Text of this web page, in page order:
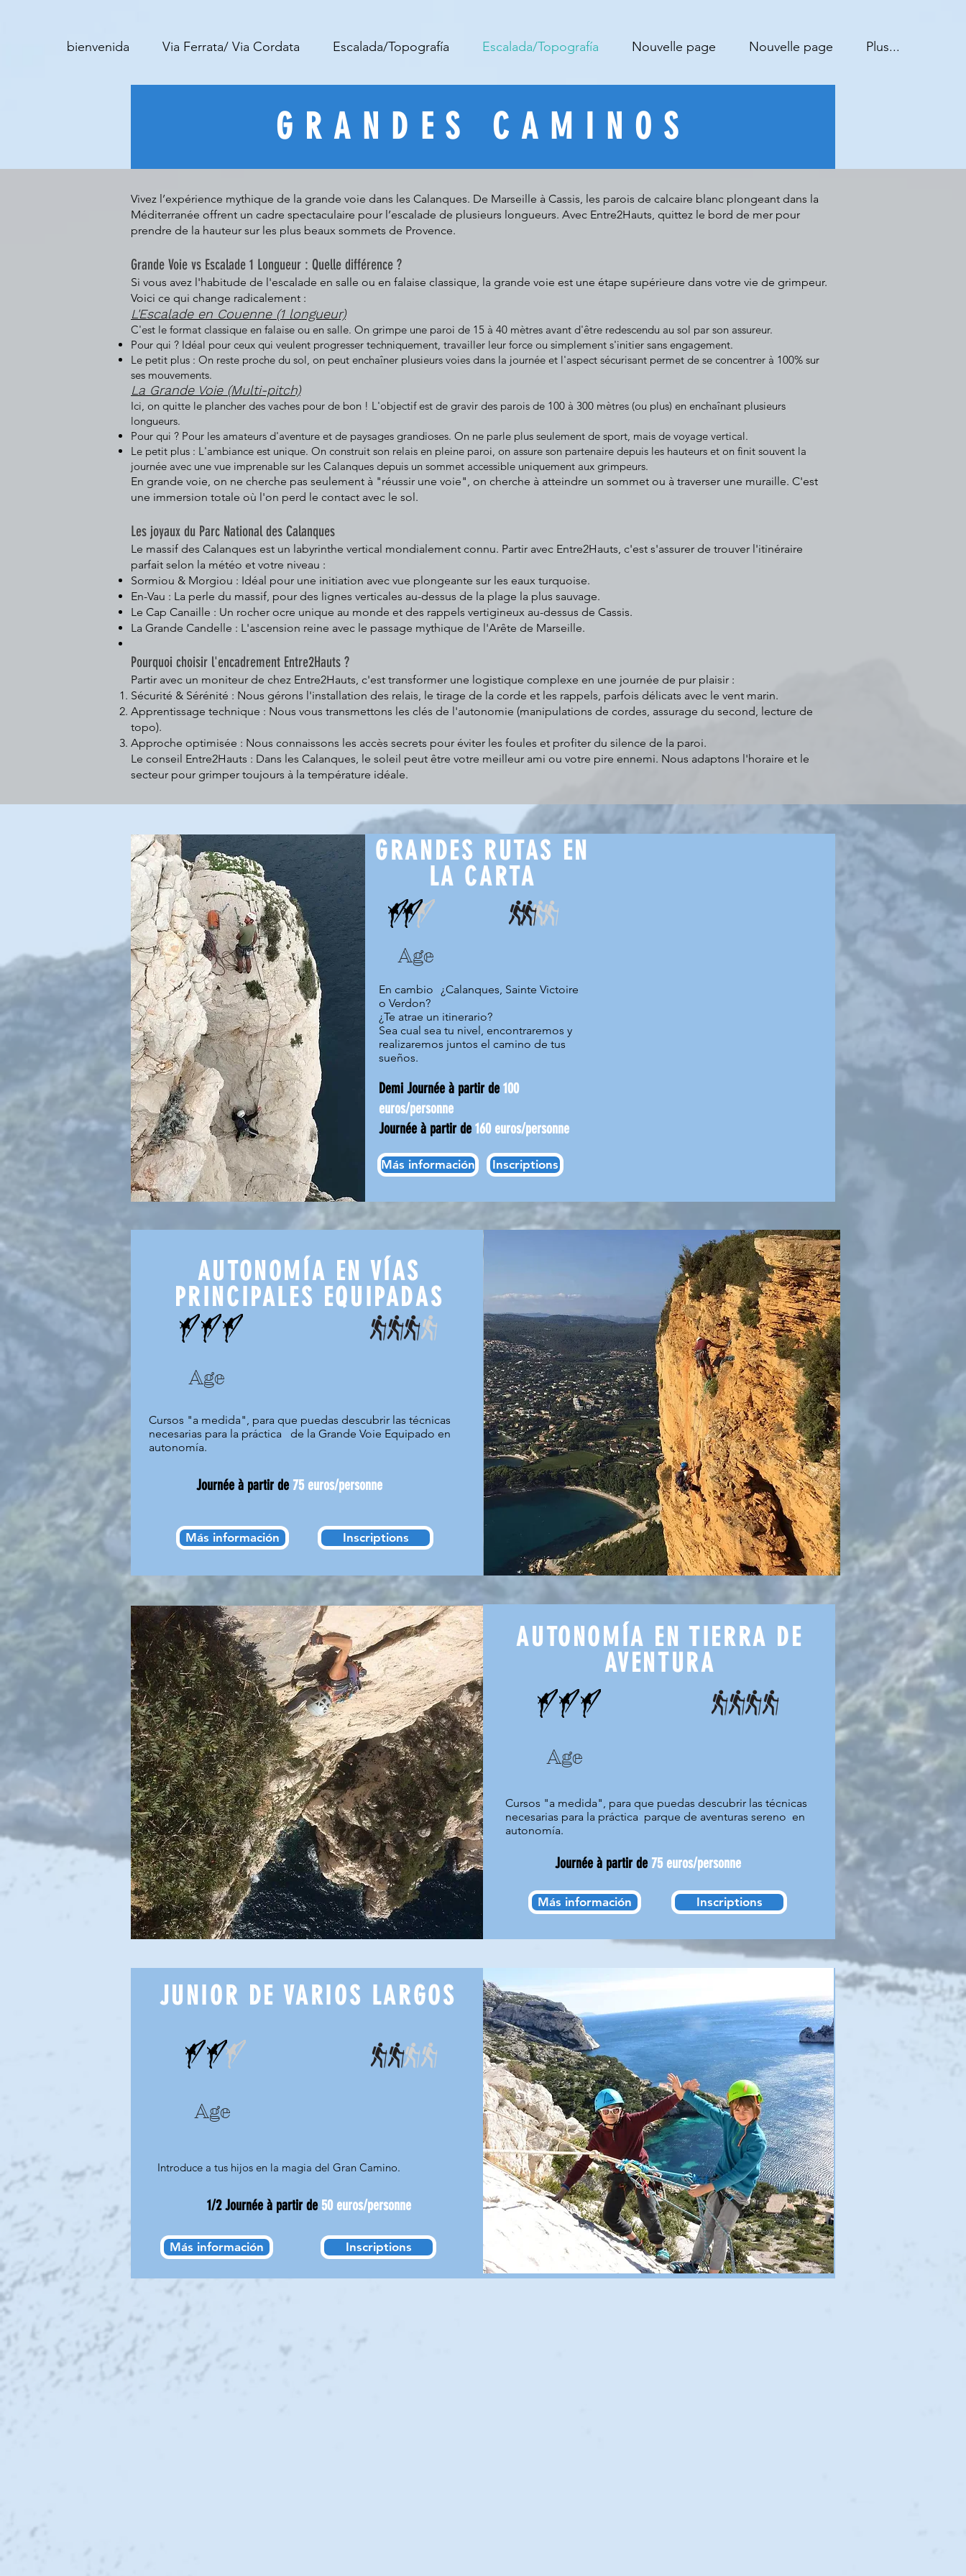
bienvenida Via Ferrata/ Via Cordata Escalada/Topografía Escalada/Topografía Nouvelle page Nouvelle page Plus...
GRANDES CAMINOS
Vivez l’expérience mythique de la grande voie dans les Calanques. De Marseille à Cassis, les parois de calcaire blanc plongeant dans la
Méditerranée offrent un cadre spectaculaire pour l’escalade de plusieurs longueurs. Avec Entre2Hauts, quittez le bord de mer pour
prendre de la hauteur sur les plus beaux sommets de Provence.
Grande Voie vs Escalade 1 Longueur : Quelle différence ?
Si vous avez l'habitude de l'escalade en salle ou en falaise classique, la grande voie est une étape supérieure dans votre vie de grimpeur.
Voici ce qui change radicalement :
L'Escalade en Couenne (1 longueur)
C'est le format classique en falaise ou en salle. On grimpe une paroi de 15 à 40 mètres avant d'être redescendu au sol par son assureur.
Pour qui ? Idéal pour ceux qui veulent progresser techniquement, travailler leur force ou simplement s'initier sans engagement.
Le petit plus : On reste proche du sol, on peut enchaîner plusieurs voies dans la journée et l'aspect sécurisant permet de se concentrer à 100% sur
ses mouvements.
La Grande Voie (Multi-pitch)
Ici, on quitte le plancher des vaches pour de bon ! L'objectif est de gravir des parois de 100 à 300 mètres (ou plus) en enchaînant plusieurs
longueurs.
Pour qui ? Pour les amateurs d'aventure et de paysages grandioses. On ne parle plus seulement de sport, mais de voyage vertical.
Le petit plus : L'ambiance est unique. On construit son relais en pleine paroi, on assure son partenaire depuis les hauteurs et on finit souvent la
journée avec une vue imprenable sur les Calanques depuis un sommet accessible uniquement aux grimpeurs.
En grande voie, on ne cherche pas seulement à "réussir une voie", on cherche à atteindre un sommet ou à traverser une muraille. C'est
une immersion totale où l'on perd le contact avec le sol.
Les joyaux du Parc National des Calanques
Le massif des Calanques est un labyrinthe vertical mondialement connu. Partir avec Entre2Hauts, c'est s'assurer de trouver l'itinéraire
parfait selon la météo et votre niveau :
Sormiou & Morgiou : Idéal pour une initiation avec vue plongeante sur les eaux turquoise.
En-Vau : La perle du massif, pour des lignes verticales au-dessus de la plage la plus sauvage.
Le Cap Canaille : Un rocher ocre unique au monde et des rappels vertigineux au-dessus de Cassis.
La Grande Candelle : L'ascension reine avec le passage mythique de l'Arête de Marseille.
Pourquoi choisir l'encadrement Entre2Hauts ?
Partir avec un moniteur de chez Entre2Hauts, c'est transformer une logistique complexe en une journée de pur plaisir :
Sécurité & Sérénité : Nous gérons l'installation des relais, le tirage de la corde et les rappels, parfois délicats avec le vent marin.
Apprentissage technique : Nous vous transmettons les clés de l'autonomie (manipulations de cordes, assurage du second, lecture de
topo).
Approche optimisée : Nous connaissons les accès secrets pour éviter les foules et profiter du silence de la paroi.
Le conseil Entre2Hauts : Dans les Calanques, le soleil peut être votre meilleur ami ou votre pire ennemi. Nous adaptons l'horaire et le
secteur pour grimper toujours à la température idéale.
GRANDES RUTAS EN
LA CARTA
Age
En cambio
¿Calanques, Sainte Victoire
o Verdon?
¿Te atrae un itinerario?
Sea cual sea tu nivel, encontraremos y
realizaremos juntos el camino de tus
sueños.
Demi Journée à partir de100
euros/personne
Journée à partir de160 euros/personne
Más información Inscriptions
AUTONOMÍA EN VÍAS
PRINCIPALES EQUIPADAS
Age
Cursos "a medida", para que puedas descubrir las técnicas
necesarias para la práctica
de la Grande Voie Equipado en
autonomía.
Journée à partir de75 euros/personne
Más información Inscriptions
AUTONOMÍA EN TIERRA DE
AVENTURA
Age
Cursos "a medida", para que puedas descubrir las técnicas
necesarias para la práctica parque de aventuras sereno en
autonomía.
Journée à partir de75 euros/personne
Más información Inscriptions
JUNIOR DE VARIOS LARGOS
Age
Introduce a tus hijos en la magia del Gran Camino.
1/2 Journée à partir de50 euros/personne
Más información Inscriptions